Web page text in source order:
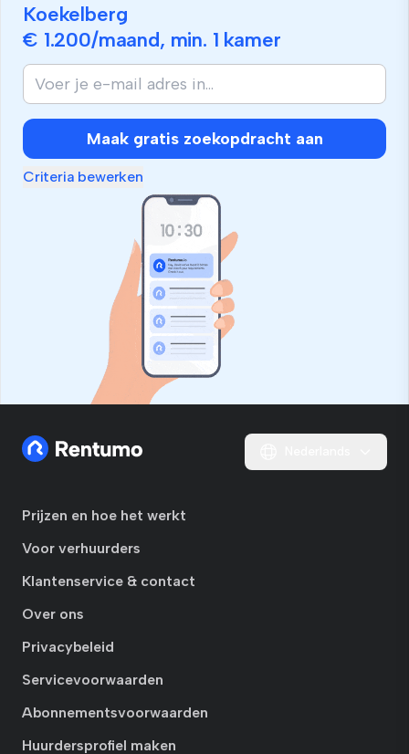
Koekelberg
€ 1.200/maand, min. 1 kamer
Maak gratis zoekopdracht aan
Criteria bewerken
Prijzen en hoe het werkt
Voor verhuurders
Klantenservice & contact
Over ons
Privacybeleid
Servicevoorwaarden
Abonnementsvoorwaarden
Huurdersprofiel maken